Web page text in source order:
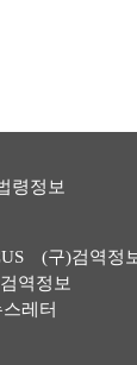
령정보
(구)검역정
역정보
레터